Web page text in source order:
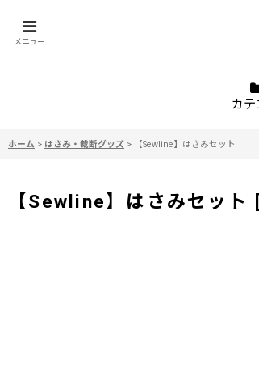
メニュー
カテ
ホーム > はさみ・裁断グッズ > 【Sewline】はさみセット
【Sewline】はさみセット [